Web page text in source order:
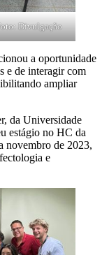
Divulgação
a oportunidade
e de interagir com
ampliar
da Universidade
estágio no HC da
novembro de 2023,
e